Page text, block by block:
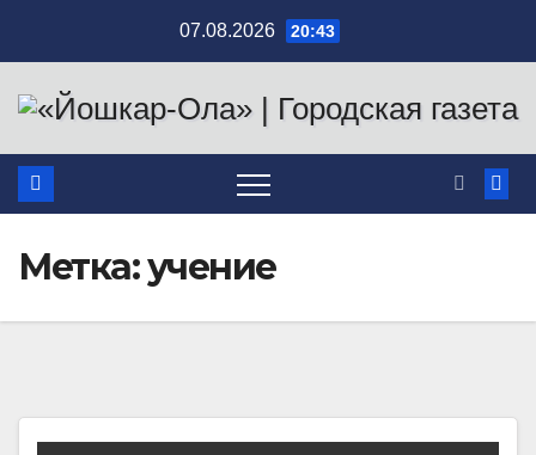
содержимому
07.08.2026 20:43
Метка:учение